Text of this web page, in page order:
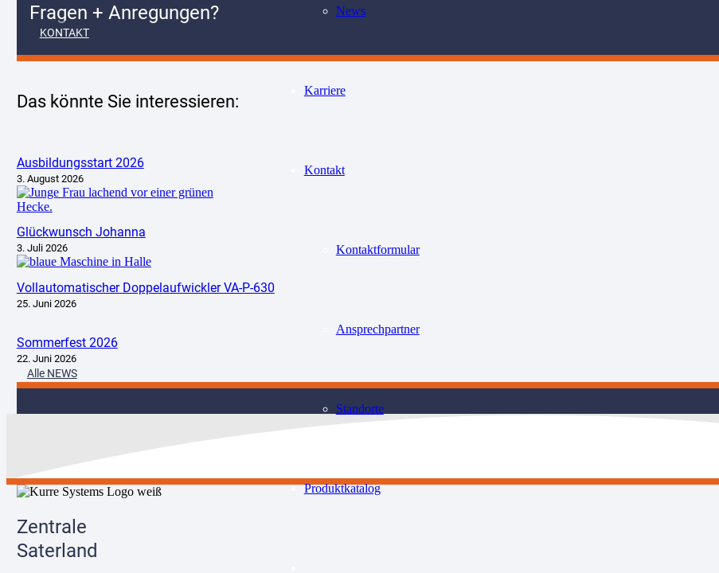
News
Karriere
Kontakt
Kontaktformular
Ansprechpartner
Standorte
Produktkatalog
Fragen + Anregungen?
KONTAKT
Das könnte Sie interessieren:
Ausbildungsstart 2026
3. August 2026
Glückwunsch Johanna
3. Juli 2026
Vollautomatischer Doppelaufwickler VA-P-630
25. Juni 2026
Sommerfest 2026
22. Juni 2026
Alle NEWS
Zentrale
Saterland